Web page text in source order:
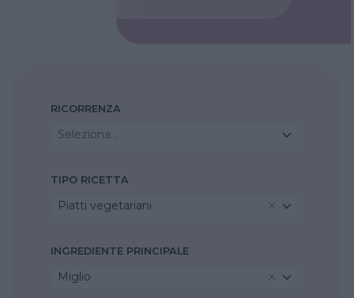
RICORRENZA
Seleziona...
TIPO RICETTA
Piatti vegetariani
INGREDIENTE PRINCIPALE
Miglio